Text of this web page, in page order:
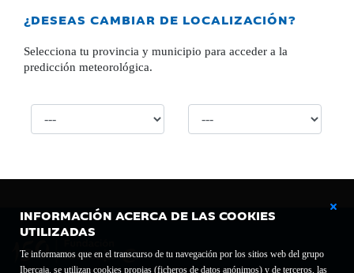
INFORMACIÓN ACERCA DE LAS COOKIES
UTILIZADAS
Te informamos que en el transcurso de tu navegación por los sitios web del grupo
Ibercaja, se utilizan cookies propias (ficheros de datos anónimos) y de terceros, las
¿DESEAS CAMBIAR DE LOCALIZACIÓN?
Selecciona tu provincia y municipio para acceder a la
predicción meteorológica.